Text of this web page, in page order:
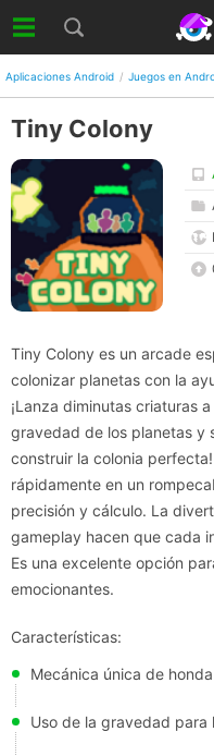
Aplicaciones Android Juegos en
Tiny Colony
Tiny Colony es un arcade
colonizar planetas con la
¡Lanza diminutas criaturas
gravedad de los planetas y
construir la colonia
rápidamente en un
precisión y cálculo. La
gameplay hacen que cada
Es una excelente opción
emocionantes.
Características:
Mecánica única de
Uso de la gravedad para